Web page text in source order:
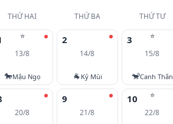
THỨ HAI THỨ BA THỨ TƯ
⭐
13/8
🐎Mậu Ngọ
2
14/8
🐐 Kỷ Mùi
⭐
3
15/8
🐒Canh Thân
20/8
9
21/8
⭐
10
22/8